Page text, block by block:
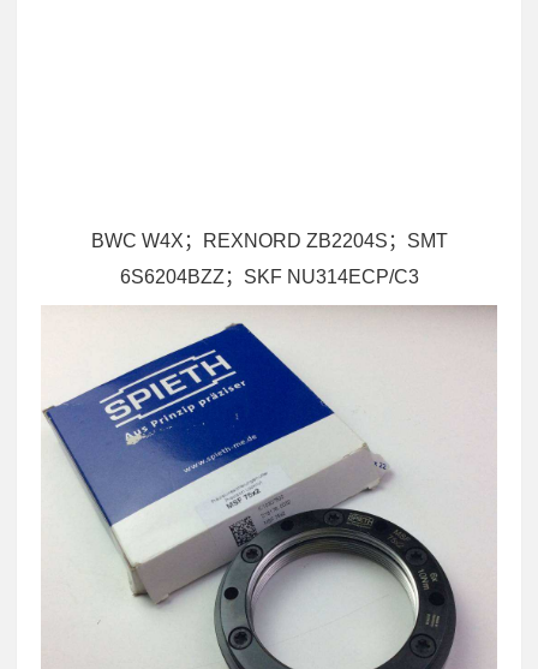
BWC W4X；REXNORD ZB2204S；SMT
6S6204BZZ；SKF NU314ECP/C3